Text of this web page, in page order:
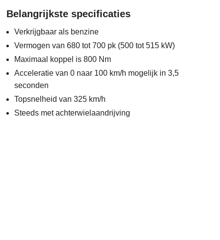
Belangrijkste specificaties
Verkrijgbaar als benzine
Vermogen van 680 tot 700 pk (500 tot 515 kW)
Maximaal koppel is 800 Nm
Acceleratie van 0 naar 100 km/h mogelijk in 3,5
seconden
Topsnelheid van 325 km/h
Steeds met achterwielaandrijving